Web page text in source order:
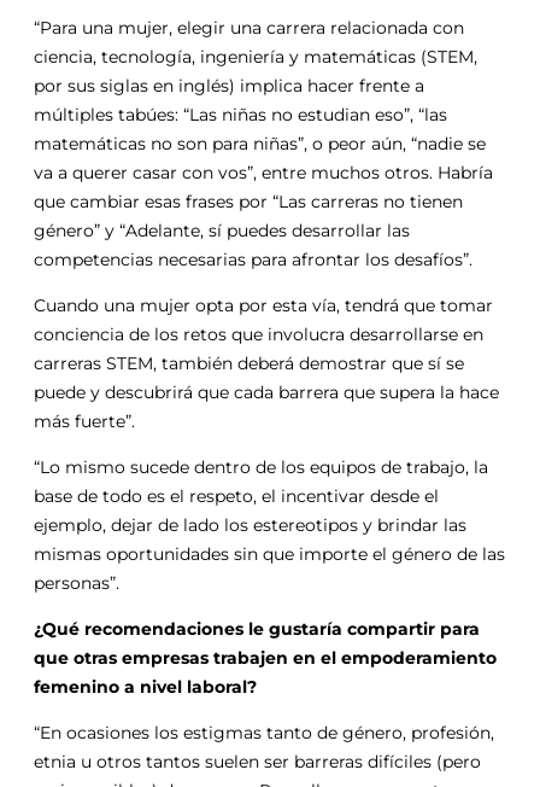
“Para una mujer, elegir una carrera relacionada con
ciencia, tecnología, ingeniería y matemáticas (STEM,
por sus siglas en inglés) implica hacer frente a
múltiples tabúes: “Las niñas no estudian eso”, “las
matemáticas no son para niñas”, o peor aún, “nadie se
va a querer casar con vos”, entre muchos otros. Habría
que cambiar esas frases por “Las carreras no tienen
género” y “Adelante, sí puedes desarrollar las
competencias necesarias para afrontar los desafíos”.
Cuando una mujer opta por esta vía, tendrá que tomar
conciencia de los retos que involucra desarrollarse en
carreras STEM, también deberá demostrar que sí se
puede y descubrirá que cada barrera que supera la hace
más fuerte”.
“Lo mismo sucede dentro de los equipos de trabajo, la
base de todo es el respeto, el incentivar desde el
ejemplo, dejar de lado los estereotipos y brindar las
mismas oportunidades sin que importe el género de las
personas”.
¿Qué recomendaciones le gustaría compartir para
que otras empresas trabajen en el empoderamiento
femenino a nivel laboral?
“En ocasiones los estigmas tanto de género, profesión,
etnia u otros tantos suelen ser barreras difíciles (pero